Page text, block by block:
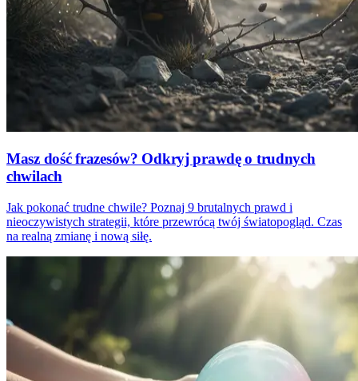
Masz dość frazesów? Odkryj prawdę o trudnych
chwilach
Jak pokonać trudne chwile? Poznaj 9 brutalnych prawd i
nieoczywistych strategii, które przewrócą twój światopogląd. Czas
na realną zmianę i nową siłę.